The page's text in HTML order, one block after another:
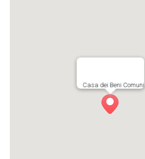
Casa dei Beni Comuni